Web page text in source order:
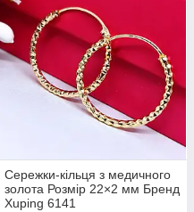
Сережки-кільця з медичного
золота Розмір 22×2 мм Бренд
Xuping 6141